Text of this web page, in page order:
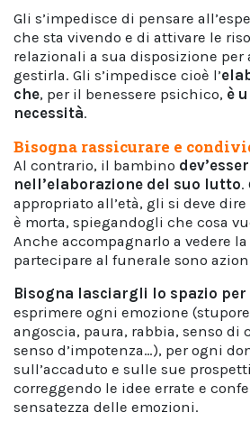
Gli s’impedisce di pensare
che sta vivendo e di attivare le
relazionali a sua disposizione per
gestirla. Gli s’impedisce cioè l’
che, per il benessere psichico, è
necessità.
Bisogna rassicurare e
Al contrario, il bambino
nell’elaborazione del suo lutto.
appropriato all’età, gli si deve
è morta, spiegandogli che cosa
Anche accompagnarlo a vedere
partecipare al funerale sono
Bisogna lasciargli lo spazio
esprimere ogni emozione
angoscia, paura, rabbia, senso di
senso d’impotenza…), per ogni
sull’accaduto e sulle sue
correggendo le idee errate e
sensatezza delle emozioni.